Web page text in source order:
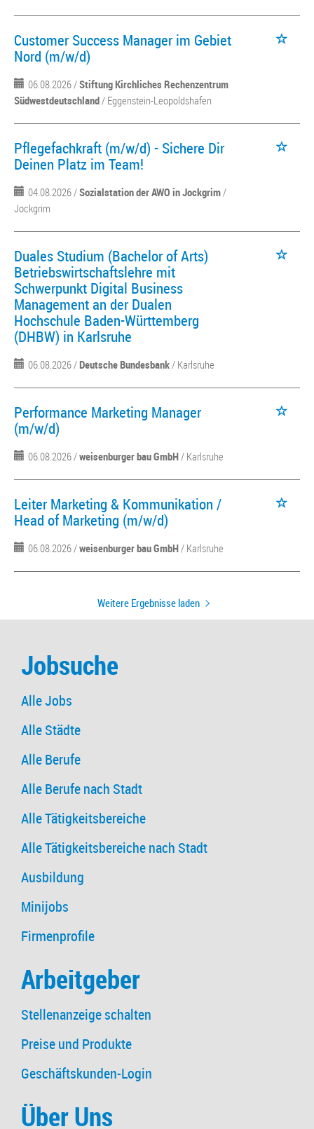
Customer Success Manager im Gebiet
Nord (m/w/d)
06.08.2026 /Stiftung Kirchliches Rechenzentrum
Südwestdeutschland/ Eggenstein-Leopoldshafen
Pflegefachkraft (m/w/d) - Sichere Dir
Deinen Platz im Team!
04.08.2026 /Sozialstation der AWO in Jockgrim/
Jockgrim
Duales Studium (Bachelor of Arts)
Betriebswirtschaftslehre mit
Schwerpunkt Digital Business
Management an der Dualen
Hochschule Baden-Württemberg
(DHBW) in Karlsruhe
06.08.2026 /Deutsche Bundesbank/ Karlsruhe
Performance Marketing Manager
(m/w/d)
06.08.2026 /weisenburger bau GmbH/ Karlsruhe
Leiter Marketing & Kommunikation /
Head of Marketing (m/w/d)
06.08.2026 /weisenburger bau GmbH/ Karlsruhe
Weitere Ergebnisse laden
Jobsuche
Alle Jobs
Alle Städte
Alle Berufe
Alle Berufe nach Stadt
Alle Tätigkeitsbereiche
Alle Tätigkeitsbereiche nach Stadt
Ausbildung
Minijobs
Firmenprofile
Arbeitgeber
Stellenanzeige schalten
Preise und Produkte
Geschäftskunden-Login
Über Uns